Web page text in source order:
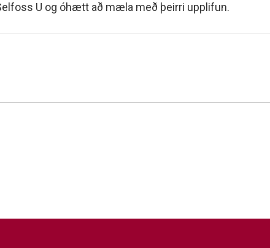
U og óhætt að mæla með þeirri upplifun.